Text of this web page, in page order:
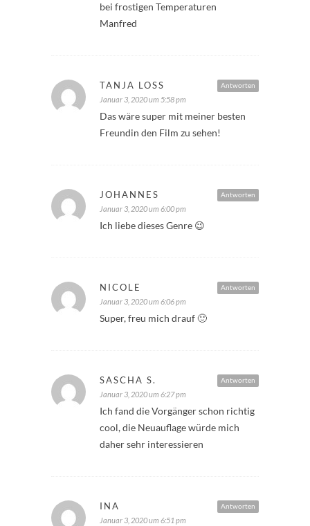
bei frostigen Temperaturen
Manfred
Antworten
TANJA LOSS
Januar 3, 2020 um 5:58 pm
Das wäre super mit meiner besten
Freundin den Film zu sehen!
Antworten
JOHANNES
Januar 3, 2020 um 6:00 pm
Ich liebe dieses Genre 😉
Antworten
NICOLE
Januar 3, 2020 um 6:06 pm
Super, freu mich drauf 🙂
Antworten
SASCHA S.
Januar 3, 2020 um 6:27 pm
Ich fand die Vorgänger schon richtig
cool, die Neuauflage würde mich
daher sehr interessieren
Antworten
INA
Januar 3, 2020 um 6:51 pm